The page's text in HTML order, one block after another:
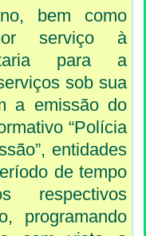
bem como
serviço à
para a
sob sua
a emissão do
“Polícia
entidades
de tempo
respectivos
programando